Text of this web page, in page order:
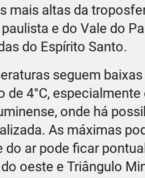
mais altas da
e do Vale do
do Espírito Santo.
seguem
de 4°C,
onde há
As máximas
do ar pode ficar
oeste e Triângulo